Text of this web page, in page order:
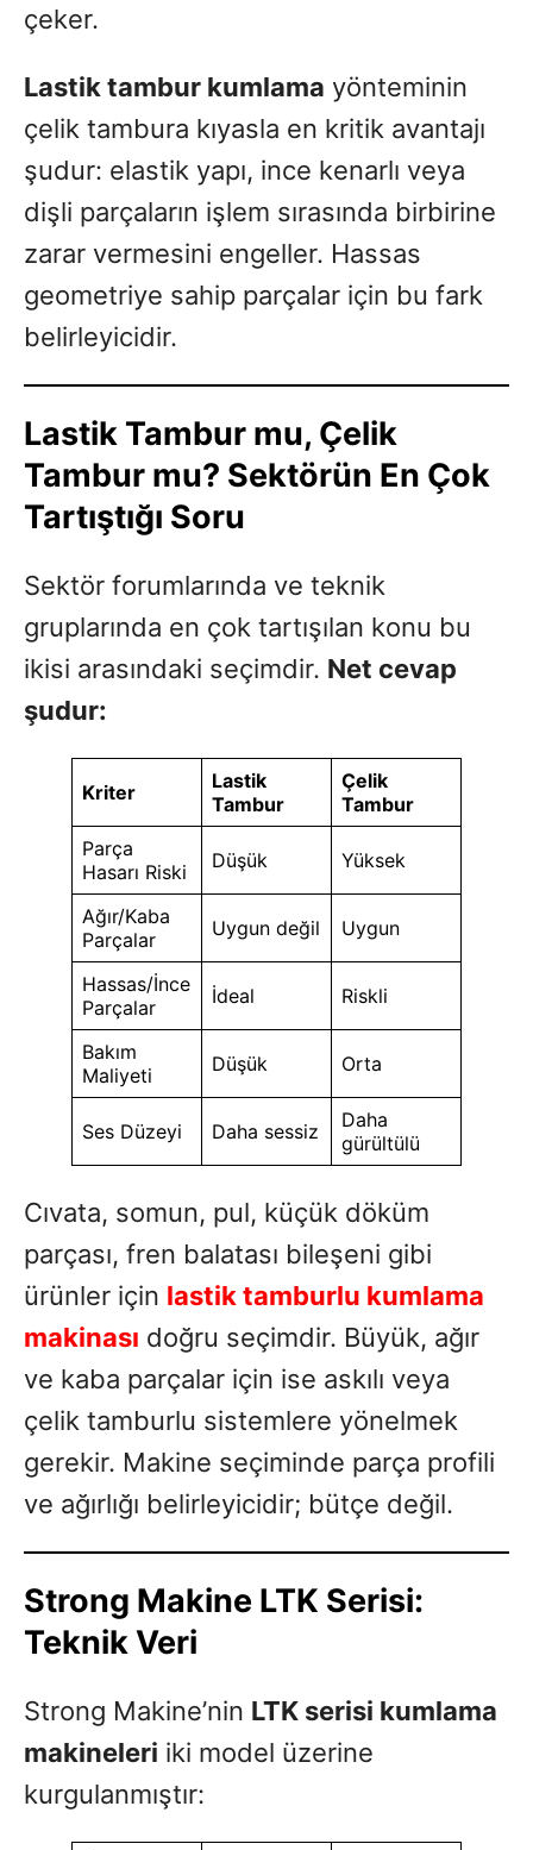
çeker.
Lastik tambur kumlama yönteminin
çelik tambura kıyasla en kritik avantajı
şudur: elastik yapı, ince kenarlı veya
dişli parçaların işlem sırasında birbirine
zarar vermesini engeller. Hassas
geometriye sahip parçalar için bu fark
belirleyicidir.
Lastik Tambur mu, Çelik
Tambur mu? Sektörün En Çok
Tartıştığı Soru
Sektör forumlarında ve teknik
gruplarında en çok tartışılan konu bu
ikisi arasındaki seçimdir. Net cevap
şudur:
Kriter
Lastik
Tambur
Çelik
Tambur
Parça
Hasarı Riski
Düşük Yüksek
Ağır/Kaba
Parçalar
Uygun değil Uygun
Hassas/İnce
Parçalar
İdeal Riskli
Bakım
Maliyeti
Düşük Orta
Ses Düzeyi Daha sessiz
Daha
gürültülü
Cıvata, somun, pul, küçük döküm
parçası, fren balatası bileşeni gibi
ürünler için lastik tamburlu kumlama
makinası doğru seçimdir. Büyük, ağır
ve kaba parçalar için ise askılı veya
çelik tamburlu sistemlere yönelmek
gerekir. Makine seçiminde parça profili
ve ağırlığı belirleyicidir; bütçe değil.
Strong Makine LTK Serisi:
Teknik Veri
Strong Makine’nin LTK serisi kumlama
makineleri iki model üzerine
kurgulanmıştır: